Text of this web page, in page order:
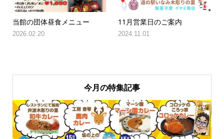
当館の団体昼食メニュー
2026.02.20
11月営業日のご案内
2024.11.01
今月の特集記事